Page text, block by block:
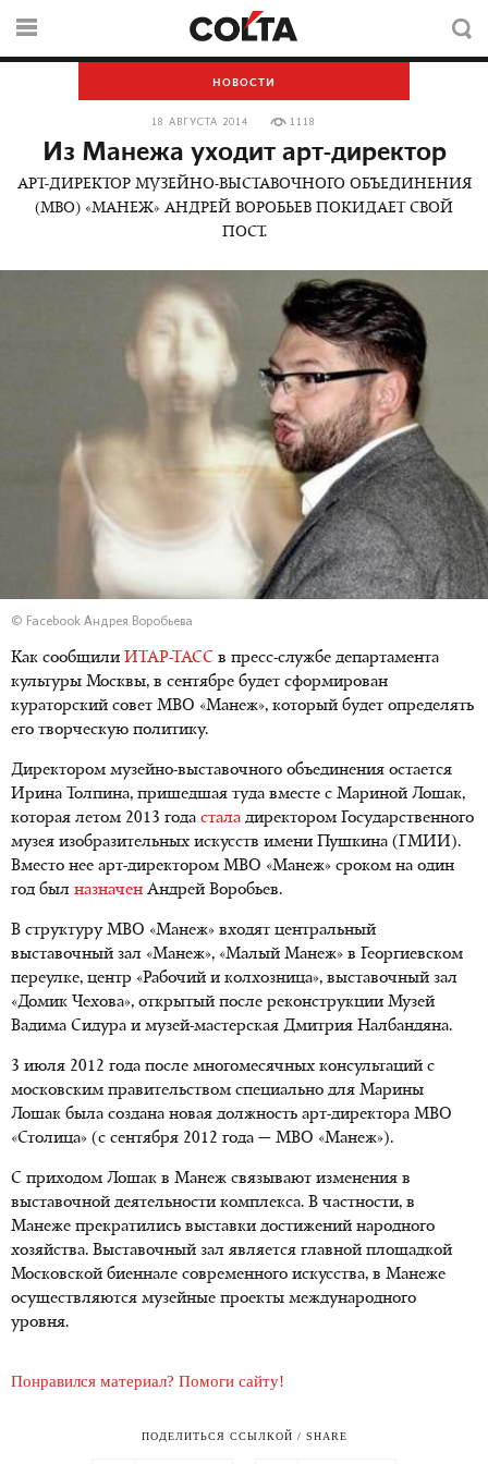
НОВОСТИ
18 АВГУСТА 2014 1118
Из Манежа уходит арт-директор
АРТ-ДИРЕКТОР МУЗЕЙНО-ВЫСТАВОЧНОГО ОБЪЕДИНЕНИЯ
(МВО) «МАНЕЖ» АНДРЕЙ ВОРОБЬЕВ ПОКИДАЕТ СВОЙ
ПОСТ.
© Facebook Андрея Воробьева
Как сообщили ИТАР-ТАСС в пресс-службе департамента
культуры Москвы, в сентябре будет сформирован
кураторский совет МВО «Манеж», который будет определять
его творческую политику.
Директором музейно-выставочного объединения остается
Ирина Толпина, пришедшая туда вместе с Мариной Лошак,
которая летом 2013 года стала директором Государственного
музея изобразительных искусств имени Пушкина (ГМИИ).
Вместо нее арт-директором МВО «Манеж» сроком на один
год был назначен Андрей Воробьев.
В структуру МВО «Манеж» входят центральный
выставочный зал «Манеж», «Малый Манеж» в Георгиевском
переулке, центр «Рабочий и колхозница», выставочный зал
«Домик Чехова», открытый после реконструкции Музей
Вадима Сидура и музей-мастерская Дмитрия Налбандяна.
3 июля 2012 года после многомесячных консультаций с
московским правительством специально для Марины
Лошак была создана новая должность арт-директора МВО
«Столица» (с сентября 2012 года — МВО «Манеж»).
С приходом Лошак в Манеж связывают изменения в
выставочной деятельности комплекса. В частности, в
Манеже прекратились выставки достижений народного
хозяйства. Выставочный зал является главной площадкой
Московской биеннале современного искусства, в Манеже
осуществляются музейные проекты международного
уровня.
Понравился материал? Помоги сайту!
ПОДЕЛИТЬСЯ ССЫЛКОЙ / SHARE